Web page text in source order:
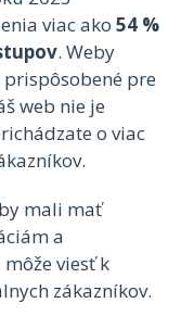
viac ako 54 %
. Weby
pre
web nie je
o viac
mali mať
a
viesť k
zákazníkov.